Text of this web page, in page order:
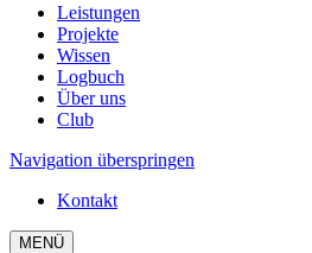
Leistungen
Projekte
Wissen
Logbuch
Über uns
Club
Navigation überspringen
Kontakt
MENÜ